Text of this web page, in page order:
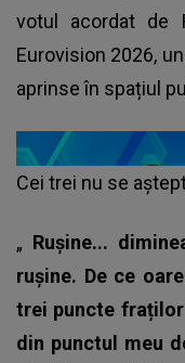
votul acordat de
Eurovision 2026,
aprinse în spațiul
Cei trei nu se
„ Rușine...
rușine. De ce
trei puncte
din punctul meu